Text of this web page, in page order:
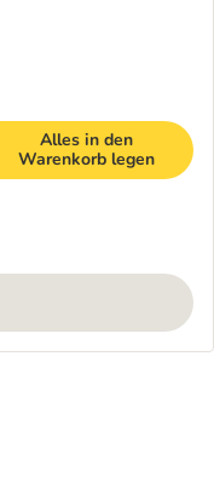
Alles in den
Warenkorb legen